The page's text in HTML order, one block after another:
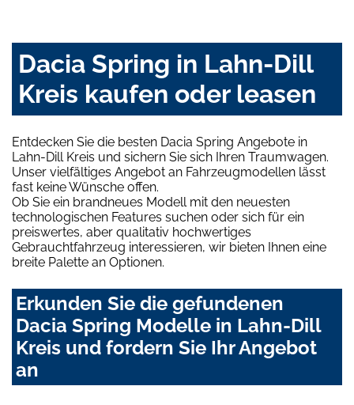
Dacia Spring in Lahn-Dill
Kreis kaufen oder leasen
Entdecken Sie die besten Dacia Spring Angebote in
Lahn-Dill Kreis und sichern Sie sich Ihren Traumwagen.
Unser vielfältiges Angebot an Fahrzeugmodellen lässt
fast keine Wünsche offen.
Ob Sie ein brandneues Modell mit den neuesten
technologischen Features suchen oder sich für ein
preiswertes, aber qualitativ hochwertiges
Gebrauchtfahrzeug interessieren, wir bieten Ihnen eine
breite Palette an Optionen.
Erkunden Sie die gefundenen
Dacia Spring Modelle in Lahn-Dill
Kreis und fordern Sie Ihr Angebot
an